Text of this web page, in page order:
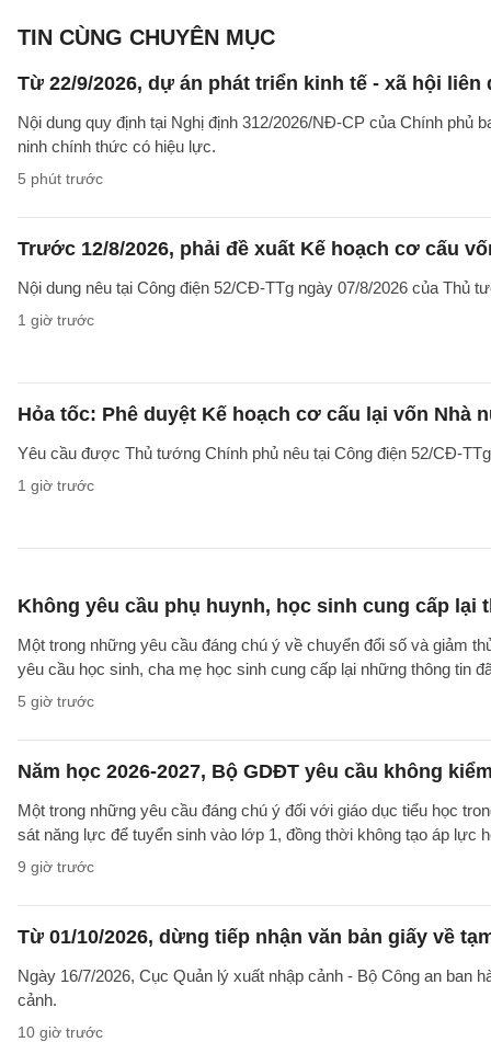
TIN CÙNG CHUYÊN MỤC
Từ 22/9/2026, dự án phát triển kinh tế - xã hội
Nội dung quy định tại Nghị định 312/2026/NĐ-CP của Chính phủ
ninh chính thức có hiệu lực.
5 phút trước
Trước 12/8/2026, phải đề xuất Kế hoạch cơ cấu
Nội dung nêu tại Công điện 52/CĐ-TTg ngày 07/8/2026 của Thủ
1 giờ trước
Hỏa tốc: Phê duyệt Kế hoạch cơ cấu lại vốn Nhà
Yêu cầu được Thủ tướng Chính phủ nêu tại Công điện 52/CĐ-
1 giờ trước
Không yêu cầu phụ huynh, học sinh cung cấp lại
Một trong những yêu cầu đáng chú ý về chuyển đổi số và giảm
yêu cầu học sinh, cha mẹ học sinh cung cấp lại những thông tin
5 giờ trước
Năm học 2026-2027, Bộ GDĐT yêu cầu không
Một trong những yêu cầu đáng chú ý đối với giáo dục tiểu học
sát năng lực để tuyển sinh vào lớp 1, đồng thời không tạo áp
9 giờ trước
Từ 01/10/2026, dừng tiếp nhận văn bản giấy về
Ngày 16/7/2026, Cục Quản lý xuất nhập cảnh - Bộ Công an ban
cảnh.
10 giờ trước